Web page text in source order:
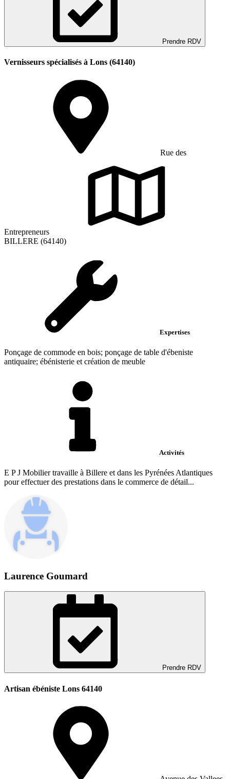
Prendre RDV
Vernisseurs spécialisés à Lons (64140)
Rue des
Entrepreneurs
BILLERE (64140)
Expertises
Ponçage de commode en bois; ponçage de table d'ébeniste
antiquaire; ébénisterie et création de meuble
Activités
E P J Mobilier travaille à Billere et dans les Pyrénées Atlantiques
pour effectuer des prestations dans le commerce de détail...
Laurence Goumard
Prendre RDV
Artisan ébéniste Lons 64140